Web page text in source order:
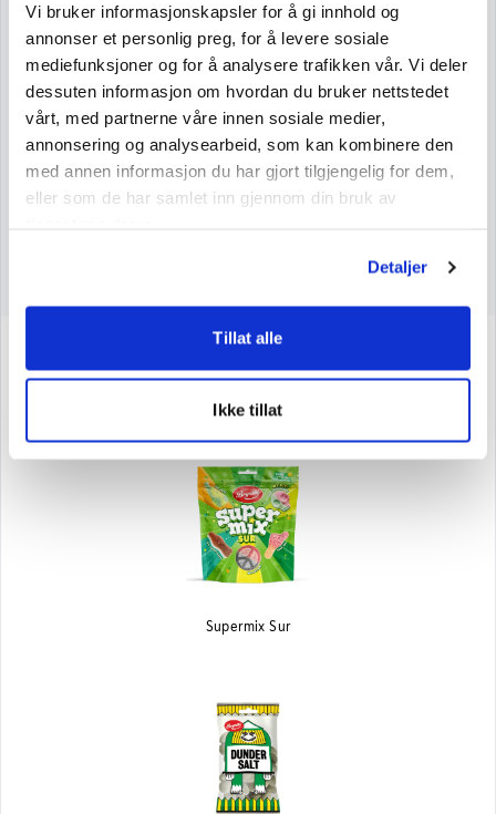
Vi bruker informasjonskapsler for å gi innhold og
annonser et personlig preg, for å levere sosiale
mediefunksjoner og for å analysere trafikken vår. Vi deler
dessuten informasjon om hvordan du bruker nettstedet
vårt, med partnerne våre innen sosiale medier,
annonsering og analysearbeid, som kan kombinere den
med annen informasjon du har gjort tilgjengelig for dem,
eller som de har samlet inn gjennom din bruk av
Detaljer
Tillat alle
Ikke tillat
Energy
1549 kJ/ 370 kcal
Fat
0 g
Saturated Fatty Acids
0 g
Carbohydrates
92 g
Sugars
68 g
Protein
0 g
See more products
Supermix Sur